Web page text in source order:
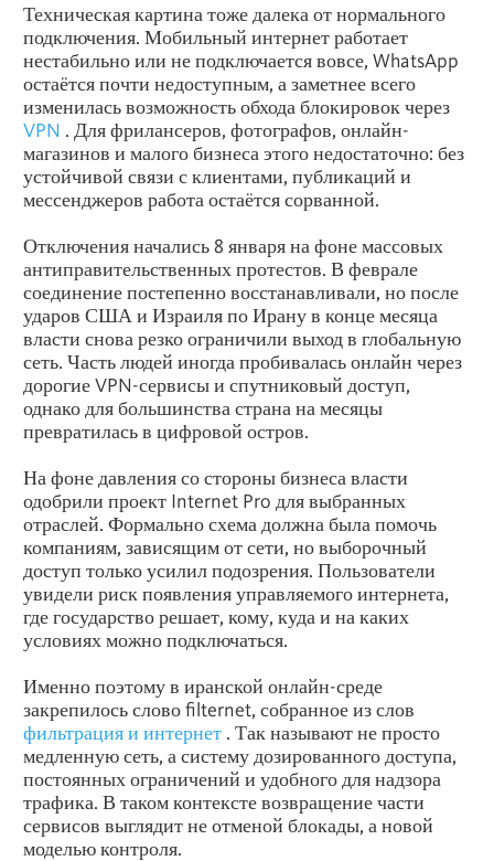
Техническая картина тоже далека от нормального
подключения. Мобильный интернет работает
нестабильно или не подключается вовсе, WhatsApp
остаётся почти недоступным, а заметнее всего
изменилась возможность обхода блокировок через
VPN . Для фрилансеров, фотографов, онлайн-
магазинов и малого бизнеса этого недостаточно: без
устойчивой связи с клиентами, публикаций и
мессенджеров работа остаётся сорванной.
Отключения начались 8 января на фоне массовых
антиправительственных протестов. В феврале
соединение постепенно восстанавливали, но после
ударов США и Израиля по Ирану в конце месяца
власти снова резко ограничили выход в глобальную
сеть. Часть людей иногда пробивалась онлайн через
дорогиеVPN-сервисы и спутниковый доступ,
однако для большинства страна на месяцы
превратилась в цифровой остров.
На фоне давления со стороны бизнеса власти
одобрили проект Internet Pro для выбранных
отраслей. Формально схема должна была помочь
компаниям, зависящим от сети, но выборочный
доступ только усилил подозрения. Пользователи
увидели риск появления управляемого интернета,
где государство решает, кому, куда и на каких
условиях можно подключаться.
Именно поэтому в иранской онлайн-среде
закрепилось слово filternet, собранное из слов
фильтрация и интернет . Так называют не просто
медленную сеть, а систему дозированного доступа,
постоянных ограничений и удобного для надзора
трафика. В таком контексте возвращение части
сервисов выглядит не отменой блокады, а новой
моделью контроля.